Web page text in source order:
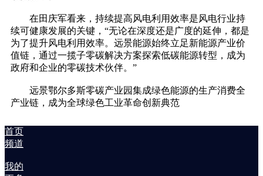
在田庆军看来，持续提高风电利用效率是风电行业持
续可健康发展的关键，“无论在深度还是广度的延伸，都是
为了提升风电利用效率。远景能源始终立足新能源产业价
值链，通过一揽子零碳解决方案探索低碳能源转型，成为
政府和企业的零碳技术伙伴。”
远景鄂尔多斯零碳产业园集成绿色能源的生产消费全
产业链，成为全球绿色工业革命创新典范
首页
频道
我的